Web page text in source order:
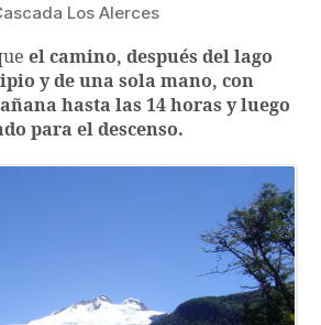
Los Alerces
el camino, después del lago
y de una sola mano, con
hasta las 14 horas y luego
para el descenso.